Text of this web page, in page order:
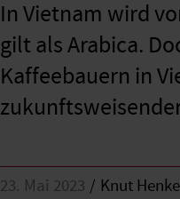
In Vietnam wird
gilt als Arabica.
Kaffeebauern in
23. Mai 2023 Knut